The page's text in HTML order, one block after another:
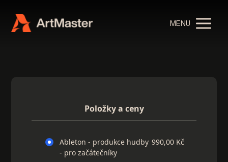
MENU
Položky a ceny
Ableton - produkce hudby
- pro začátečníky
990,00 Kč